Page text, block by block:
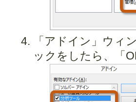
「アドイン」ウィ
ックをしたら、「